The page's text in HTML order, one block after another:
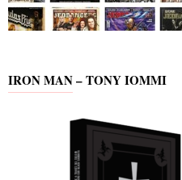
IRON MAN – TONY IOMMI